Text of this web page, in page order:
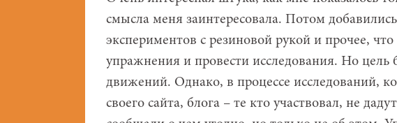
смысла меня заинтересовала. Потом
экспериментов с резиновой рукой и прочее,
упражнения и провести исследования. Но цель
движений. Однако, в процессе исследований,
своего сайта, блога – те кто участвовал, не